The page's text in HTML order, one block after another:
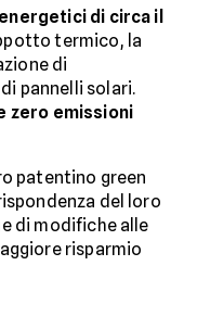
di circa il
termico, la
di
pannelli solari.
zero emissioni
patentino green
del loro
di modifiche alle
risparmio